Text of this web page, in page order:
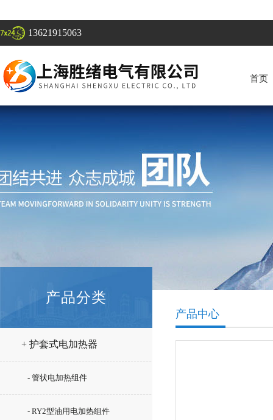
13621915063
首页
产品分类
+ 护套式电加热器
- 管状电加热组件
- RY2型油用电加热组件
产品中心